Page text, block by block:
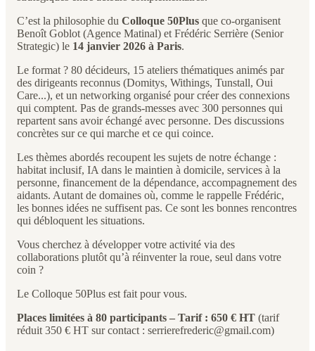
C’est la philosophie du Colloque 50Plus que co-organisent
Benoît Goblot (Agence Matinal) et Frédéric Serrière (Senior
Strategic) le 14 janvier 2026 à Paris.
Le format ? 80 décideurs, 15 ateliers thématiques animés par
des dirigeants reconnus (Domitys, Withings, Tunstall, Oui
Care...), et un networking organisé pour créer des connexions
qui comptent. Pas de grands-messes avec 300 personnes qui
repartent sans avoir échangé avec personne. Des discussions
concrètes sur ce qui marche et ce qui coince.
Les thèmes abordés recoupent les sujets de notre échange :
habitat inclusif, IA dans le maintien à domicile, services à la
personne, financement de la dépendance, accompagnement des
aidants. Autant de domaines où, comme le rappelle Frédéric,
les bonnes idées ne suffisent pas. Ce sont les bonnes rencontres
qui débloquent les situations.
Vous cherchez à développer votre activité via des
collaborations plutôt qu’à réinventer la roue, seul dans votre
coin ?
Le Colloque 50Plus est fait pour vous.
Places limitées à 80 participants – Tarif : 650 € HT (tarif
réduit 350 € HT sur contact : serrierefrederic@gmail.com)